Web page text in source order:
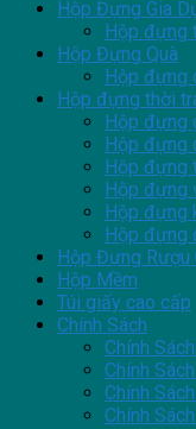
Hộp Đựng Gia
Hộp đựng
Hộp Đựng Quà
Hộp đựng
Hộp đựng thời
Hộp đựng
Hộp đựng
Hộp đựng
Hộp đựng
Hộp đựng
Hộp đựng
Hộp Đựng Rượu
Hộp Mềm
Túi giấy cao cấp
Chính Sách
Chính
Chính
Chính
Chính